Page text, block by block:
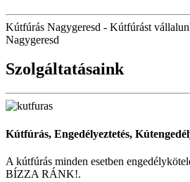
Kútfúrás Nagygeresd - Kútfúrást
Nagygeresd
Szolgáltatásaink
Kútfúrás, Engedélyeztetés,
A kútfúrás minden esetben
BÍZZA RÁNK!.